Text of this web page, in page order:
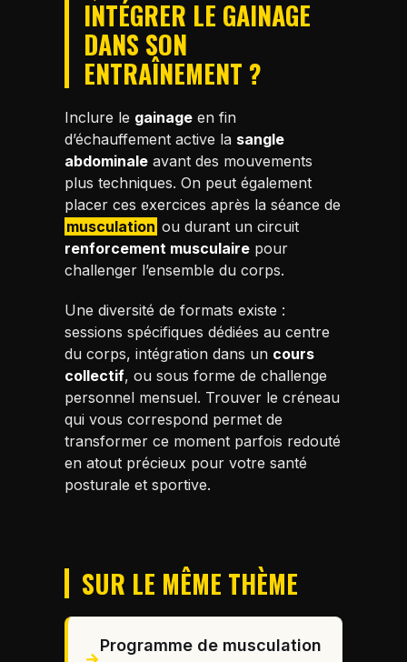
INTÉGRER LE GAINAGE
DANS SON
ENTRAÎNEMENT ?
Inclure le gainage en fin
d’échauffement active la sangle
abdominale avant des mouvements
plus techniques. On peut également
placer ces exercices après la séance de
musculation ou durant un circuit
renforcement musculaire pour
challenger l’ensemble du corps.
Une diversité de formats existe :
sessions spécifiques dédiées au centre
du corps, intégration dans un cours
collectif, ou sous forme de challenge
personnel mensuel. Trouver le créneau
qui vous correspond permet de
transformer ce moment parfois redouté
en atout précieux pour votre santé
posturale et sportive.
SUR LE MÊME THÈME
Programme de musculation